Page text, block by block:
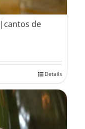
|cantos de
Details